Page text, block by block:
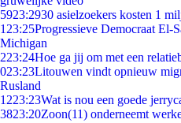
5923:2930 asielzoekers kosten 1
1 23:25Progressieve Democraat
Michigan
223:24Hoe ga jij om met een
023:23Litouwen vindt opnieuw
Rusland
1223:23Wat is nou een goede
3823:20Zoon(11) onderneemt